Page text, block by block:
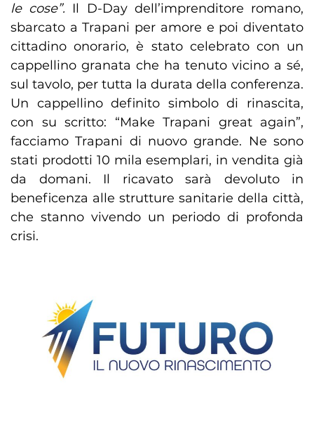
le cose”. Il D-Day dell’imprenditore romano,
sbarcato a Trapani per amore e poi diventato
cittadino onorario, è stato celebrato con un
cappellino granata che ha tenuto vicino a sé,
sul tavolo, per tutta la durata della conferenza.
Un cappellino definito simbolo di rinascita,
con su scritto: “Make Trapani great again”,
facciamo Trapani di nuovo grande. Ne sono
stati prodotti 10 mila esemplari, in vendita già
da domani. Il ricavato sarà devoluto in
beneficenza alle strutture sanitarie della città,
che stanno vivendo un periodo di profonda
crisi.